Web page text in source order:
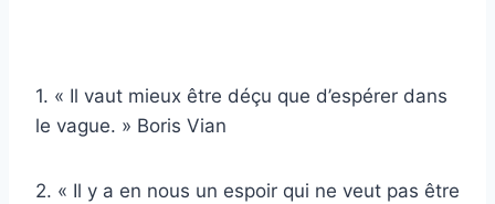
1. « Il vaut mieux être déçu que d’espérer dans
le vague. » Boris Vian
2. « Il y a en nous un espoir qui ne veut pas être